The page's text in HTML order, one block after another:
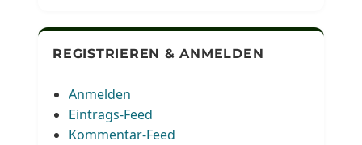
REGISTRIEREN & ANMELDEN
Anmelden
Eintrags-Feed
Kommentar-Feed